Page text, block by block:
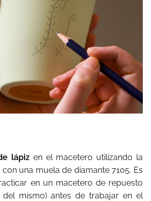
lápiz en el macetero utilizando la
una muela de diamante 7105. Es
en un macetero de repuesto
mismo) antes de trabajar en el